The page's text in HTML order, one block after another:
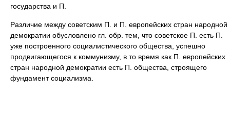
государства и П.
Различие между советским П. и П. европейских стран народной
демократии обусловлено гл. обр. тем, что советское П. есть П.
уже построенного социалистического общества, успешно
продвигающегося к коммунизму, в то время как П. европейских
стран народной демократии есть П. общества, строящего
фундамент социализма.